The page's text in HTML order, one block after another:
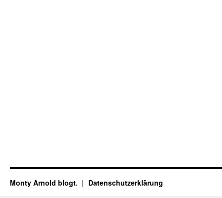
Monty Arnold blogt. Datenschutz­erklärung